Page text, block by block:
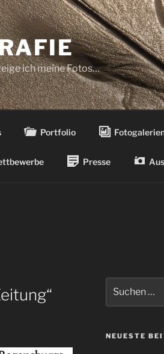
ich meine Fotos…
Portfolio
Presse
nach:
NEUESTE